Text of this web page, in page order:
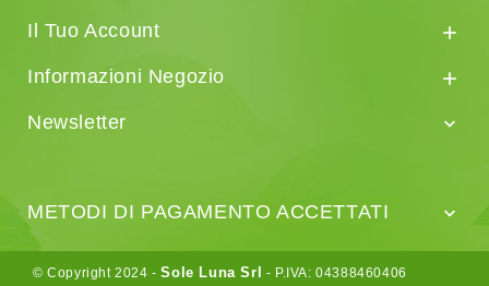
Il Tuo Account

Informazioni Negozio

Newsletter

METODI DI PAGAMENTO ACCETTATI 
© Copyright 2024 -Sole Luna Srl - P.IVA: 04388460406